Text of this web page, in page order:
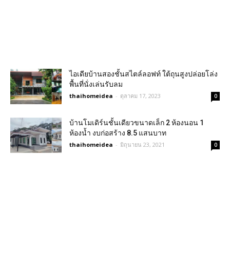
ไอเดียบ้านสองชั้นสไตล์ลอฟท์ ใต้ถุนสูงปล่อยโล่ง
พื้นที่นั่งเล่นรับลม
thaihomeidea - ตุลาคม 17, 2023 0
บ้านโมเดิร์นชั้นเดียวขนาดเล็ก 2 ห้องนอน 1
ห้องน้ำ งบก่อสร้าง 8.5 แสนบาท
thaihomeidea - มิถุนายน 23, 2021 0